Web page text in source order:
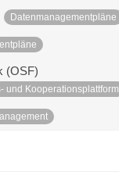
Datenmanagementpläne
(OSF)
und Kooperationsplattform